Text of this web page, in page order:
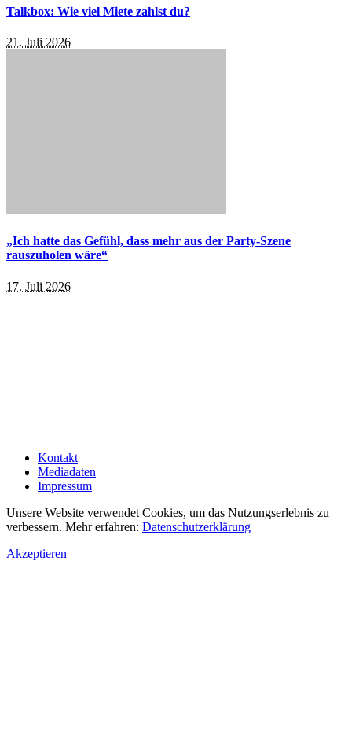
Talkbox: Wie viel Miete zahlst du?
21. Juli 2026
„Ich hatte das Gefühl, dass mehr aus der Party-Szene
rauszuholen wäre“
17. Juli 2026
Kontakt
Mediadaten
Impressum
Unsere Website verwendet Cookies, um das Nutzungserlebnis zu
verbessern. Mehr erfahren: Datenschutzerklärung
Akzeptieren